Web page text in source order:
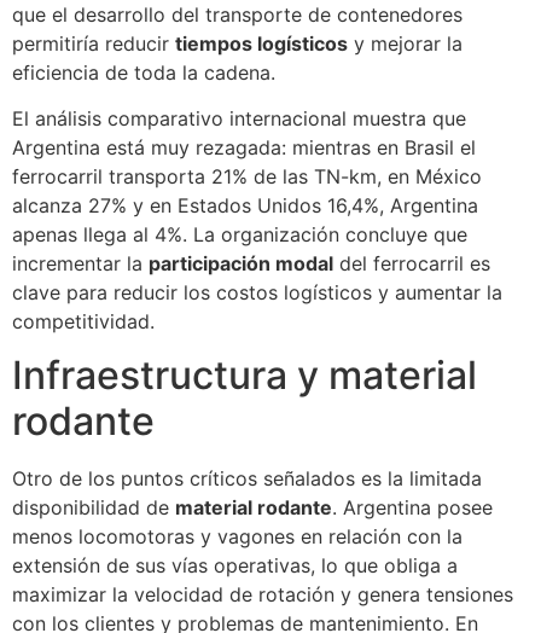
que el desarrollo del transporte de contenedores
permitiría reducir tiempos logísticos y mejorar la
eficiencia de toda la cadena.
El análisis comparativo internacional muestra que
Argentina está muy rezagada: mientras en Brasil el
ferrocarril transporta 21% de las TN-km, en México
alcanza 27% y en Estados Unidos 16,4%, Argentina
apenas llega al 4%. La organización concluye que
incrementar la participación modal del ferrocarril es
clave para reducir los costos logísticos y aumentar la
competitividad.
Infraestructura y material
rodante
Otro de los puntos críticos señalados es la limitada
disponibilidad de material rodante. Argentina posee
menos locomotoras y vagones en relación con la
extensión de sus vías operativas, lo que obliga a
maximizar la velocidad de rotación y genera tensiones
con los clientes y problemas de mantenimiento. En